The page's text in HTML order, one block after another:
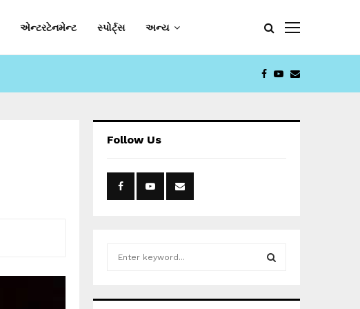
એન્ટરટેનમેન્ટ સ્પોર્ટ્સ અન્ય
FACEBOOK
YOUTUBE
EMAIL
Follow Us